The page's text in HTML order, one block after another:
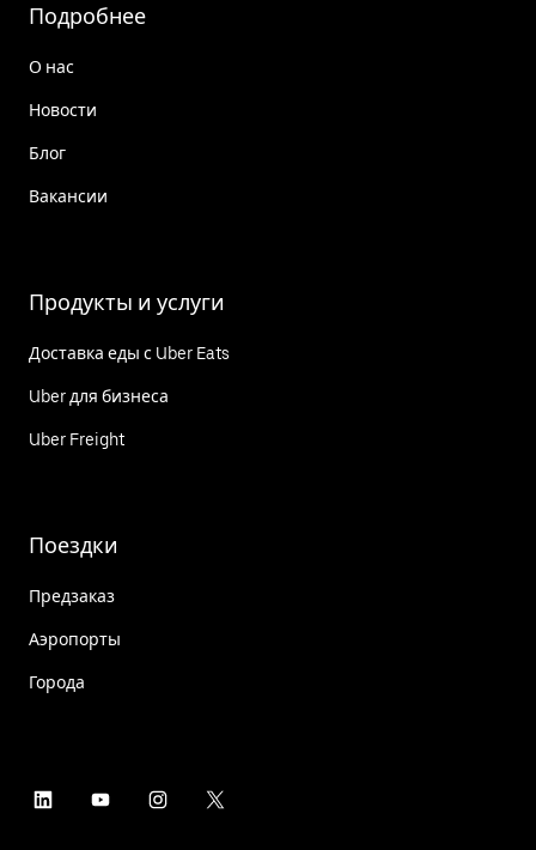
Подробнее
О нас
Новости
Блог
Вакансии
Продукты и услуги
Доставка еды с Uber Eats
Uber для бизнеса
Uber Freight
Поездки
Предзаказ
Аэропорты
Города